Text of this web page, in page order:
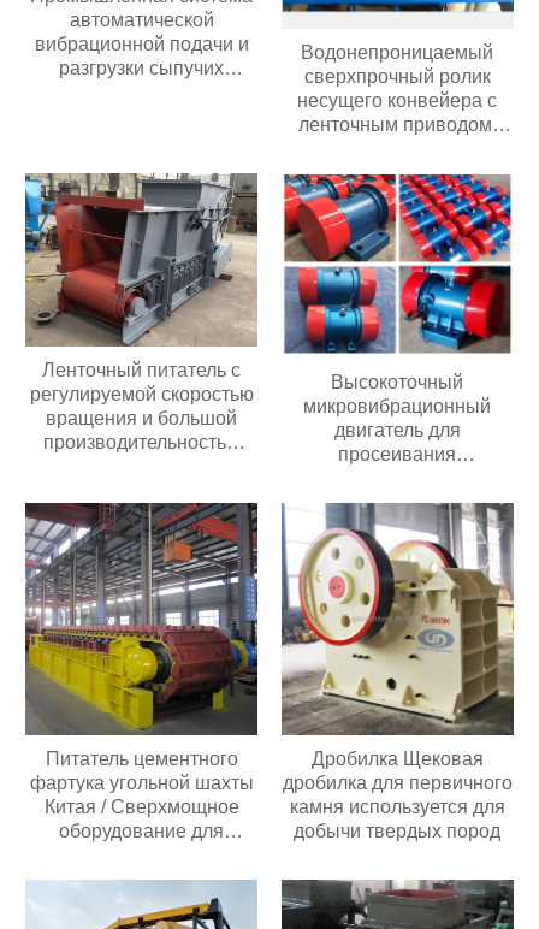
автоматической
вибрационной подачи и
разгрузки сыпучих
Водонепроницаемый
сверхпрочный ролик
несущего конвейера с
ленточным приводом,
полиуретановый/
резиновый ролик
Ленточный питатель с
регулируемой скоростью
вращения и большой
производительностью
мельниц
Высокоточный
микровибрационный
двигатель для
просеивания
Питатель цементного
фартука угольной шахты
Китая / Сверхмощное
оборудование для
пластинчатого фартука
Дробилка Щековая
дробилка для первичного
камня используется для
добычи твердых пород